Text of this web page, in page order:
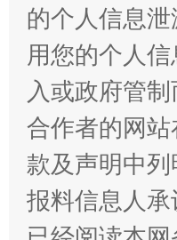
解纷+调解+退费
的个人信息泄
用您的个人
入或政府管
合作者的网站
款及声明中
报料信息人